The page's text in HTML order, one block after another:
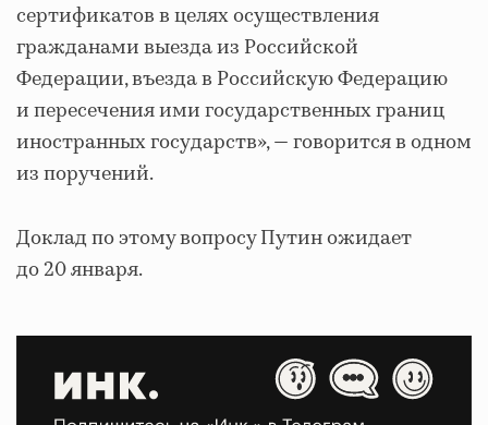
сертификатов в целях осуществления
гражданами выезда из Российской
Федерации, въезда в Российскую Федерацию
и пересечения ими государственных границ
иностранных государств», — говорится в одном
из поручений.
Доклад по этому вопросу Путин ожидает
до 20 января.